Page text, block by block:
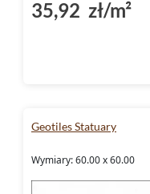
35,92 zł/m²
Geotiles Statuary
Wymiary: 60.00 x 60.00